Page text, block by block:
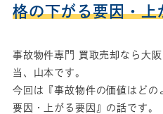
格の下がる要因・上
事故物件専門 買取売却なら大
当、山本です。
今回は『事故物件の価値はどの
要因・上がる要因』の話です。